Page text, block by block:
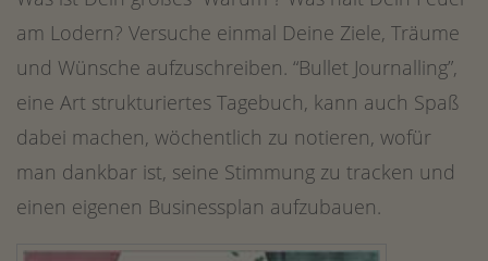
am Lodern? Versuche einmal Deine Ziele, Träume
und Wünsche aufzuschreiben. “Bullet Journalling”,
eine Art strukturiertes Tagebuch, kann auch Spaß
dabei machen, wöchentlich zu notieren, wofür
man dankbar ist, seine Stimmung zu tracken und
einen eigenen Businessplan aufzubauen.